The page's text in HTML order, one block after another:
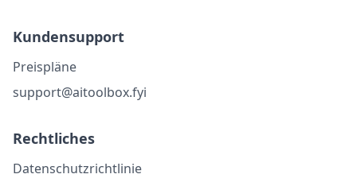
Kundensupport
Preispläne
support@aitoolbox.fyi
Rechtliches
Datenschutzrichtlinie